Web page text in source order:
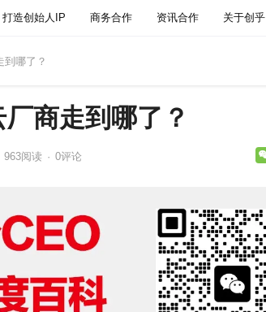
打造创始人IP 商务合作 资讯合作 关于创乎
到哪了？
商走到哪了？
963阅读 · 0评论